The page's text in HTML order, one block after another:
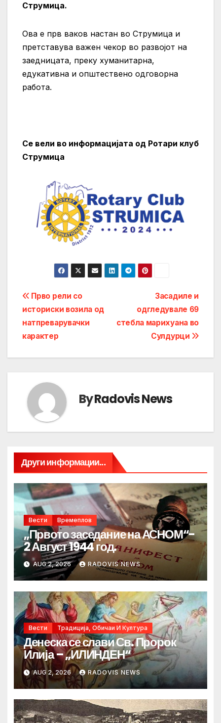
Струмица.
Ова е прв ваков настан во Струмица и
претставува важен чекор во развојот на
заедницата, преку хуманитарна,
едукативна и општествено одговорна
работа.
Се вели во информацијата од Ротари клуб
Струмица
Post
navigation
Засадиле и
одгледувале 69
стебла марихуана во
Сулдурци
Прво рели со
историски возила од
натпреварувачки
карактер
ByRadovis News
Други информации...
Вести Времеплов
„Првото заседание на АСНОМ“-
2 Август 1944 год.
AUG 2, 2026 RADOVIS NEWS
Вести Традиција, Обичаи И Култура
Денеска се слави Св. Пророк
Илија – „ИЛИНДЕН“
AUG 2, 2026 RADOVIS NEWS